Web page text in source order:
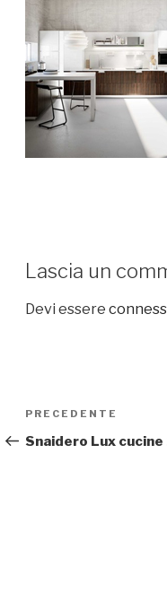
Lascia un
Devi essere
Navigazione
articoli
Articolo
precedente:
PRECEDENTE
Snaidero Lux